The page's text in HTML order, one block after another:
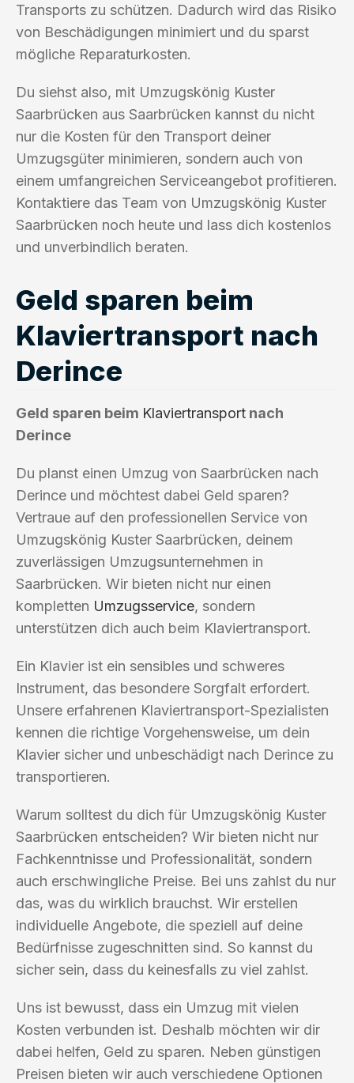
Transports zu schützen. Dadurch wird das Risiko
von Beschädigungen minimiert und du sparst
mögliche Reparaturkosten.
Du siehst also, mit Umzugskönig Kuster
Saarbrücken aus Saarbrücken kannst du nicht
nur die Kosten für den Transport deiner
Umzugsgüter minimieren, sondern auch von
einem umfangreichen Serviceangebot profitieren.
Kontaktiere das Team von Umzugskönig Kuster
Saarbrücken noch heute und lass dich kostenlos
und unverbindlich beraten.
Geld sparen beim
Klaviertransport nach
Derince
Geld sparen beim Klaviertransport nach
Derince
Du planst einen Umzug von Saarbrücken nach
Derince und möchtest dabei Geld sparen?
Vertraue auf den professionellen Service von
Umzugskönig Kuster Saarbrücken, deinem
zuverlässigen Umzugsunternehmen in
Saarbrücken. Wir bieten nicht nur einen
kompletten Umzugsservice, sondern
unterstützen dich auch beim Klaviertransport.
Ein Klavier ist ein sensibles und schweres
Instrument, das besondere Sorgfalt erfordert.
Unsere erfahrenen Klaviertransport-Spezialisten
kennen die richtige Vorgehensweise, um dein
Klavier sicher und unbeschädigt nach Derince zu
transportieren.
Warum solltest du dich für Umzugskönig Kuster
Saarbrücken entscheiden? Wir bieten nicht nur
Fachkenntnisse und Professionalität, sondern
auch erschwingliche Preise. Bei uns zahlst du nur
das, was du wirklich brauchst. Wir erstellen
individuelle Angebote, die speziell auf deine
Bedürfnisse zugeschnitten sind. So kannst du
sicher sein, dass du keinesfalls zu viel zahlst.
Uns ist bewusst, dass ein Umzug mit vielen
Kosten verbunden ist. Deshalb möchten wir dir
dabei helfen, Geld zu sparen. Neben günstigen
Preisen bieten wir auch verschiedene Optionen